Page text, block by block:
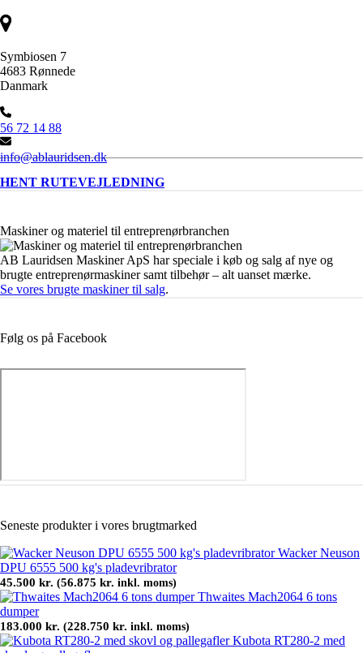
Symbiosen 7
4683 Rønnede
Danmark
56 72 14 88
info@ablauridsen.dk
HENT RUTEVEJLEDNING
Maskiner og materiel til entreprenørbranchen
AB Lauridsen Maskiner ApS har speciale i køb og salg af nye og
brugte entreprenørmaskiner samt tilbehør – alt uanset mærke.
Se vores brugte maskiner til salg.
Følg os på Facebook
Seneste produkter i vores brugtmarked
Wacker Neuson
DPU 6555 500 kg's pladevribrator
45.500 kr. (56.875 kr. inkl. moms)
Thwaites Mach2064 6 tons
dumper
183.000 kr. (228.750 kr. inkl. moms)
Kubota RT280-2 med